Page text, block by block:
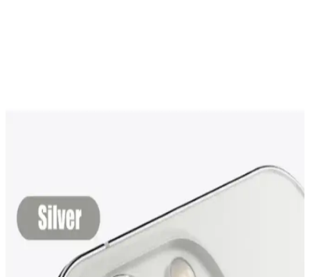
KVK iPhone 11 Ekran Koruyucu Seçenekleri ve
Özellikleri Detaylı Analizi
KVK'nin iPhone 11 ekran koruyucu seçenekleri, dayanıklılık,
şeffaflık ve dokunmatik hassasiyet gibi özelliklerle kullanıcılara
çeşitli koruma çözümleri sunar.